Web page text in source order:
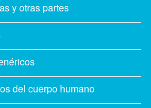
y otras partes
del cuerpo humano